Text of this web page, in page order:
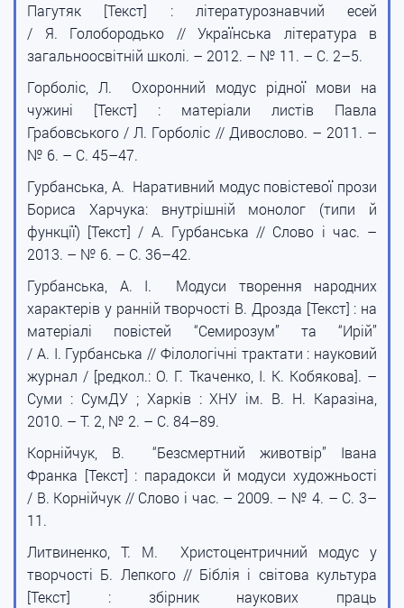
Пагутяк [Текст] : літературознавчий есей
/ Я. Голобородько // Українська література в
загальноосвітній школі. – 2012. – № 11. – С. 2–5.
Горболіс, Л. Охоронний модус рідної мови на
чужині [Текст] : матеріали листів Павла
Грабовського / Л. Горболіс // Дивослово. – 2011. –
№ 6. – С. 45–47.
Гурбанська, А. Наративний модус повістевої прози
Бориса Харчука: внутрішній монолог (типи й
функції) [Текст] / А. Гурбанська // Слово і час. –
2013. – № 6. – С. 36–42.
Гурбанська, А. І. Модуси творення народних
характерів у ранній творчості В. Дрозда [Текст] : на
матеріалі повістей “Семирозум” та “Ирій”
/ А. І. Гурбанська // Філологічні трактати : науковий
журнал / [редкол.: О. Г. Ткаченко, І. К. Кобякова]. –
Суми : СумДУ ; Харків : ХНУ ім. В. Н. Каразіна,
2010. – Т. 2, № 2. – С. 84–89.
Корнійчук, В. “Безсмертний животвір” Івана
Франка [Текст] : парадокси й модуси художньості
/ В. Корнійчук // Слово і час. – 2009. – № 4. – С. 3–
11.
Литвиненко, Т. М. Христоцентричний модус у
творчості Б. Лепкого // Біблія і світова культура
[Текст] : збірник наукових праць